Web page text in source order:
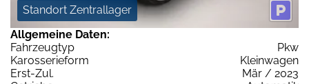
Standort Zentrallager
Allgemeine Daten:
Fahrzeugtyp
Pkw
Karosserieform
Kleinwagen
Erst-Zul.
Mär / 2023